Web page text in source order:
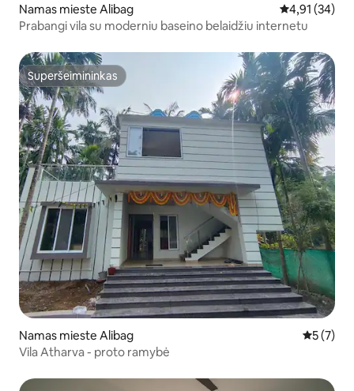
Namas mieste Alibag Vidutinis
4,91 (34)
Prabangi vila su moderniu baseino belaidžiu internetu
Superšeimininkas
Superšeimininkas
Namas mieste Alibag Vidutinis
5 (7)
Vila Atharva - proto ramybė